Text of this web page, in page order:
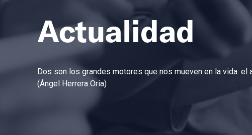
Actualidad
Dos son los grandes motores que nos mueven en la vida: el
(Ángel Herrera Oria)